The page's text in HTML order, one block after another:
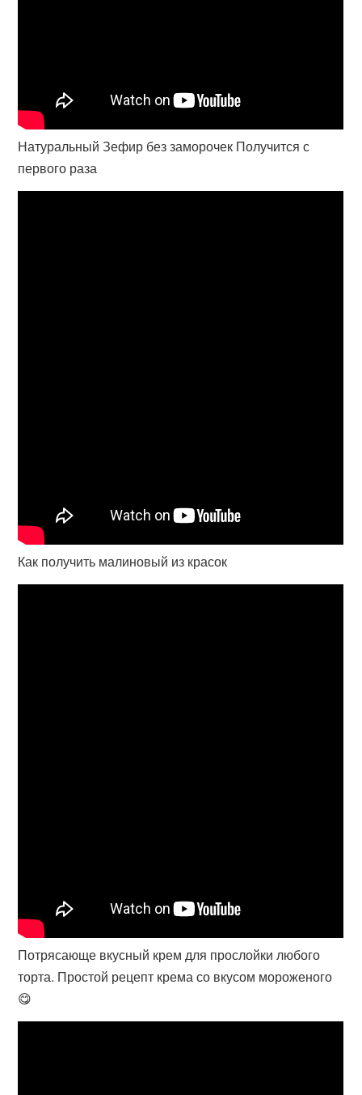
Натуральный Зефир без заморочек Получится с
первого раза
Как получить малиновый из красок
Потрясающе вкусный крем для прослойки любого
торта. Простой рецепт крема со вкусом мороженого
😋